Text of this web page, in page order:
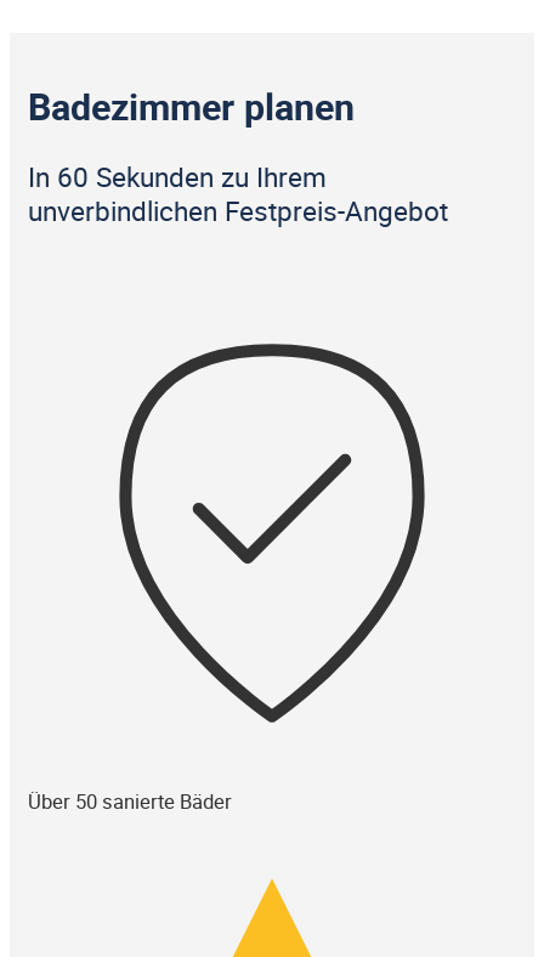
Badezimmer planen
In 60 Sekunden zu Ihrem
unverbindlichen Festpreis-Angebot
Über 50 sanierte Bäder